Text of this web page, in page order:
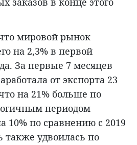
мировой рынок
на 2,3% в первой
За первые 7 месяцев
от экспорта 23
на 21% больше по
периодом
10% по сравнению с 2019
также удвоилась по